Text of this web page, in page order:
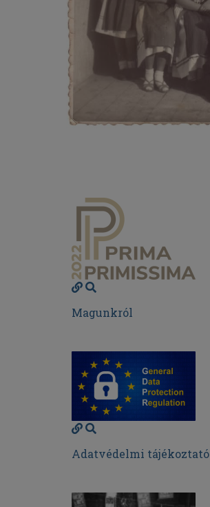
Magunkról
Adatvédelmi tájékoztató